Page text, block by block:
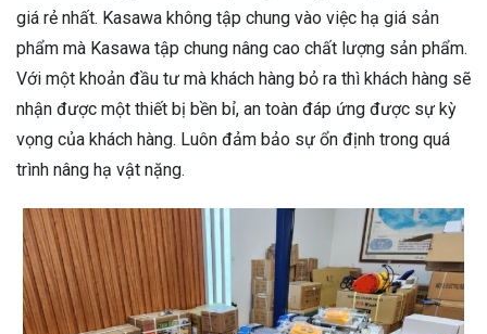
giá rẻ nhất. Kasawa không tập chung vào việc hạ giá sản
phẩm mà Kasawa tập chung nâng cao chất lượng sản phẩm.
Với một khoản đầu tư mà khách hàng bỏ ra thì khách hàng sẽ
nhận được một thiết bị bền bỉ, an toàn đáp ứng được sự kỳ
vọng của khách hàng. Luôn đảm bảo sự ổn định trong quá
trình nâng hạ vật nặng.